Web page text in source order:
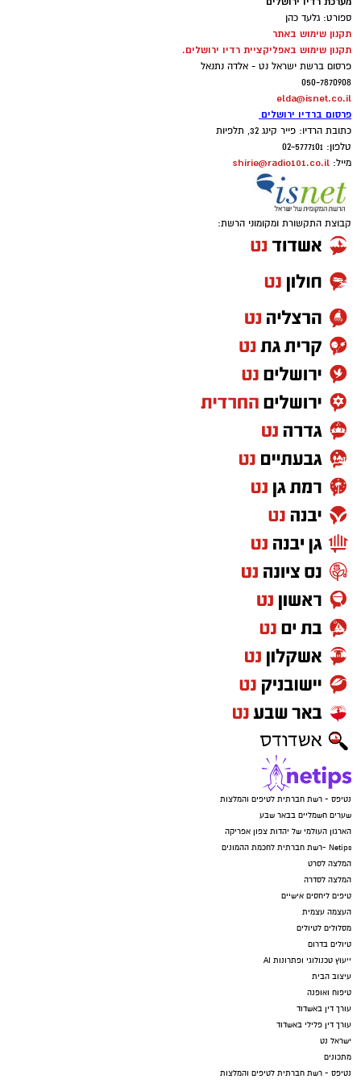
ספורט: גלעד כהן
תקנון שימוש באתר
תקנון שימוש באפליקציית רדיו ירושלים.
פרסום ברשת ישראל נט - אלדה נתנאל
050-7870908
elda@isnet.co.il
פרסום ברדיו ירושלים
כתובת הרדיו: פייר קינג 32, תלפיות
טלפון: 02-5777101
מייל: shirie@radio101.co.il
קבוצת התקשורת ומקומוני הרשת:
נטיפס - רשת חברתית לטיפים והמלצות
שערים חשמליים בבאר שבע
הארגון העולמי של יהדות צפון אפריקה
Netips -רשת חברתית לחכמת ההמונים
המלצה לסרט
המלצה לסדרה
טיפים ליחסים אישיים
העצמה עצמית
מסלולים לטיולים
טיולים בדרום
ייעוץ טכנולוגי ופתרונות AI
עיצוב הבית
טיפוח ואופנה
עורך דין באשדוד
עורך דין פלילי באשדוד
ישראל נט
מתכונים
נטיפס - רשת חברתית לטיפים והמלצות